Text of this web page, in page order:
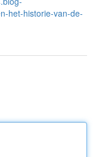
het-historie-van-de-